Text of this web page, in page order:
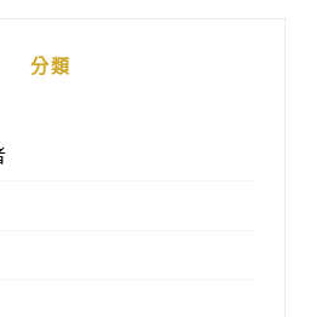
分類